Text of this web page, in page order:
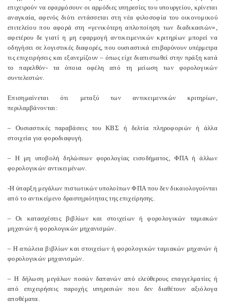
επιχειρούν να εφαρμόσουν οι αρμόδιες υπηρεσίες του υπουργείου, κρίνεται
αναγκαία, αφενός διότι εντάσσεται στη νέα φιλοσοφία του οικονομικού
επιτελείου που αφορά στη «γενικότερη απλοποίηση των διαδικασιών»,
αφετέρου δε γιατί η μη εφαρμογή αντικειμενικών κριτηρίων μπορεί να
οδηγήσει σε λογιστικές διαφορές, που ουσιαστικά επιβαρύνουν υπέρμετρα
τις επιχειρήσεις και εξανεμίζουν – όπως είχε διαπιστωθεί στην πράξη κατά
το παρελθόν- τα όποια οφέλη από τη μείωση των φορολογικών
συντελεστών.
Επισημαίνεται ότι μεταξύ των αντικειμενικών κριτηρίων,
περιλαμβάνονται:
– Ουσιαστικές παραβάσεις του ΚΒΣ ή δελτία πληροφοριών ή άλλα
στοιχεία για φοροδιαφυγή.
– Η μη υποβολή δηλώσεων φορολογίας εισοδήματος, ΦΠΑ ή άλλων
φορολογικών αντικειμένων.
-Η ύπαρξη μεγάλων πιστωτικών υπολοίπων ΦΠΑ που δεν δικαιολογούνται
από το αντικείμενο δραστηριότητας της επιχείρησης.
– Οι κατασχέσεις βιβλίων και στοιχείων ή φορολογικών ταμιακών
μηχανών ή φορολογικών μηχανισμών.
– Η απώλεια βιβλίων και στοιχείων ή φορολογικών ταμιακών μηχανών ή
φορολογικών μηχανισμών.
– Η δήλωση μεγάλων ποσών δαπανών από ελεύθερους επαγγελματίες ή
από επιχειρήσεις παροχής υπηρεσιών που δεν διαθέτουν αξιόλογα
αποθέματα.